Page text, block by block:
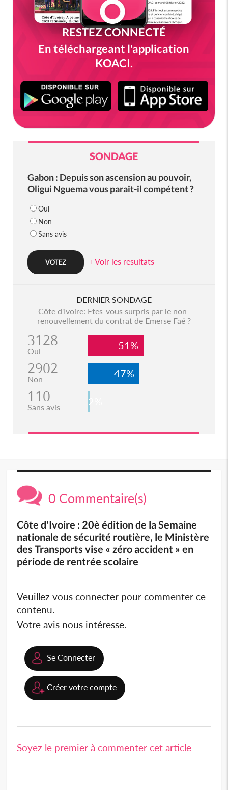
RESTEZ CONNECTÉ
En téléchargeant l'application
KOACI.
SONDAGE
Gabon : Depuis son ascension au pouvoir,
Oligui Nguema vous parait-il compétent ?
Oui
Non
Sans avis
+ Voir les resultats
DERNIER SONDAGE
Côte d'Ivoire: Etes-vous surpris par le non-
renouvellement du contrat de Emerse Faé ?
3128
Oui 51%
2902
Non 47%
110
Sans avis 2%
0 Commentaire(s)
Côte d'Ivoire : 20è édition de la Semaine
nationale de sécurité routière, le Ministère
des Transports vise « zéro accident » en
période de rentrée scolaire
Veuillez vous connecter pour commenter ce
contenu.
Votre avis nous intéresse.
Se Connecter
Créer votre compte
Soyez le premier à commenter cet article